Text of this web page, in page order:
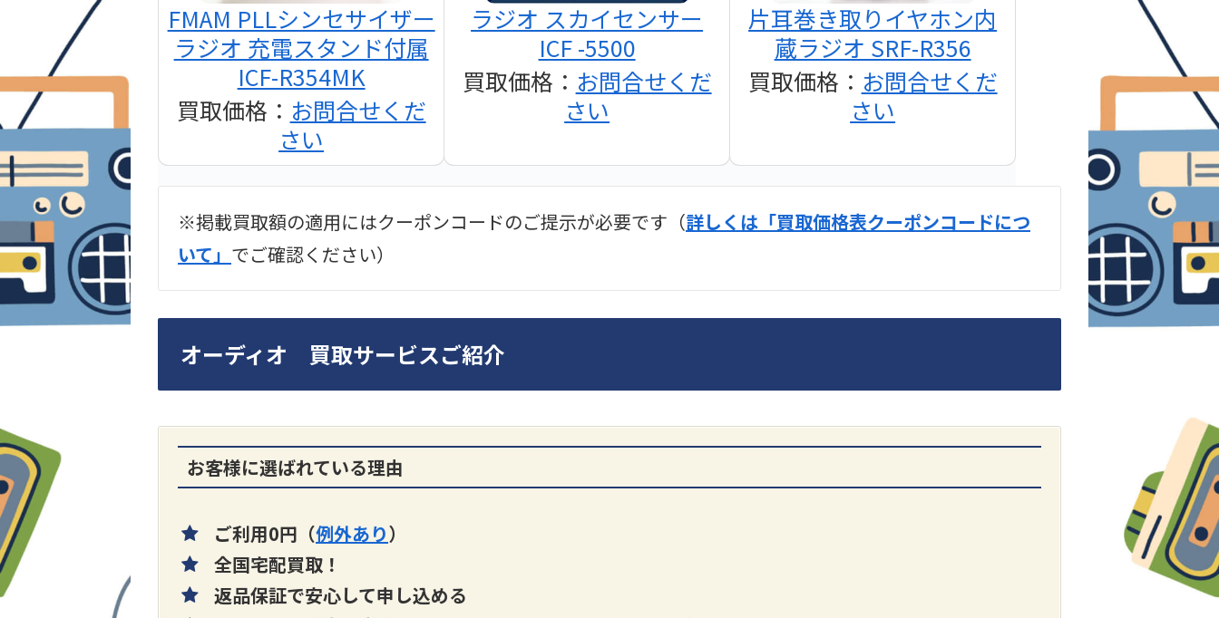
FMAM PLLシンセサイザー
ラジオ 充電スタンド付属
ICF-R354MK
買取価格： お問合せくだ
さい
ラジオ スカイセンサー
ICF -5500
買取価格： お問合せくだ
さい
片耳巻き取りイヤホン内
蔵ラジオ SRF-R356
買取価格： お問合せくだ
さい
2024年12月更新 オーディオ買取価格
LUXKIT
A3300 真空管プリアンプ
買取価格：お問合せくだ
さい
SONY DENON
※掲載買取額の適用にはクーポンコードのご提示が必要です（詳しくは「買取価格表クーポンコードにつ
いて」 でご確認ください）
オーディオ 買取サービスご紹介
お客様に選ばれている理由
ご利用0円（例外あり）
全国宅配買取！
返品保証で安心して申し込める